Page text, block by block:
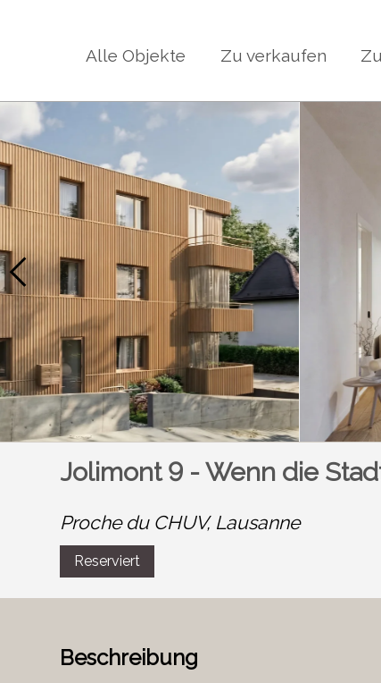
Alle Objekte Zu verkaufen
Jolimont 9 - Wenn die
Proche du CHUV, Lausanne
Reserviert
Beschreibung